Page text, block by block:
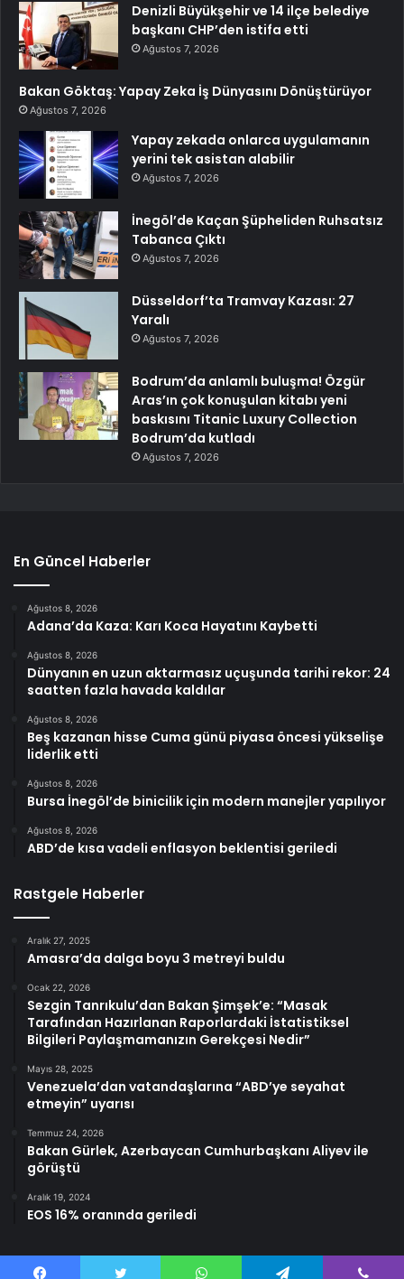
Denizli Büyükşehir ve 14 ilçe belediye
başkanı CHP’den istifa etti
Ağustos 7, 2026
Bakan Göktaş: Yapay Zeka İş Dünyasını Dönüştürüyor
Ağustos 7, 2026
Yapay zekada onlarca uygulamanın
yerini tek asistan alabilir
Ağustos 7, 2026
İnegöl’de Kaçan Şüpheliden Ruhsatsız
Tabanca Çıktı
Ağustos 7, 2026
Düsseldorf’ta Tramvay Kazası: 27
Yaralı
Ağustos 7, 2026
Bodrum’da anlamlı buluşma! Özgür
Aras’ın çok konuşulan kitabı yeni
baskısını Titanic Luxury Collection
Bodrum’da kutladı
Ağustos 7, 2026
En Güncel Haberler
Ağustos 8, 2026
Adana’da Kaza: Karı Koca Hayatını Kaybetti
Ağustos 8, 2026
Dünyanın en uzun aktarmasız uçuşunda tarihi rekor: 24
saatten fazla havada kaldılar
Ağustos 8, 2026
Beş kazanan hisse Cuma günü piyasa öncesi yükselişe
liderlik etti
Ağustos 8, 2026
Bursa İnegöl’de binicilik için modern manejler yapılıyor
Ağustos 8, 2026
ABD’de kısa vadeli enflasyon beklentisi geriledi
Rastgele Haberler
Aralık 27, 2025
Amasra’da dalga boyu 3 metreyi buldu
Ocak 22, 2026
Sezgin Tanrıkulu’dan Bakan Şimşek’e: “Masak
Tarafından Hazırlanan Raporlardaki İstatistiksel
Bilgileri Paylaşmamanızın Gerekçesi Nedir”
Mayıs 28, 2025
Venezuela’dan vatandaşlarına “ABD’ye seyahat
etmeyin” uyarısı
Temmuz 24, 2026
Bakan Gürlek, Azerbaycan Cumhurbaşkanı Aliyev ile
görüştü
Aralık 19, 2024
EOS 16% oranında geriledi